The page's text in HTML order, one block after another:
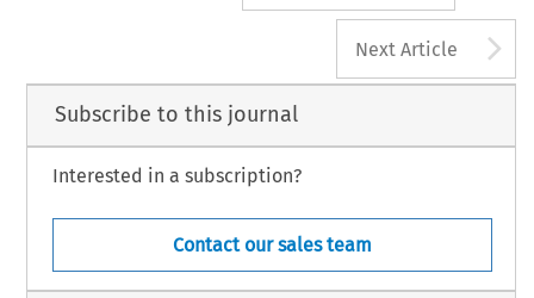
Next Article
Subscribe to this journal
Interested in a subscription?
Contact our sales team